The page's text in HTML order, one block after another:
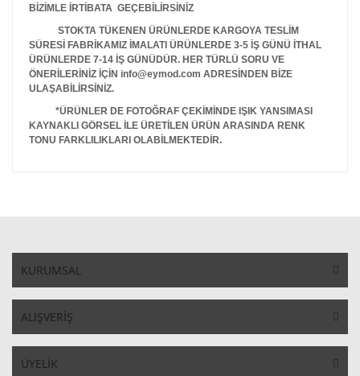
BİZİMLE İRTİBATA GEÇEBİLİRSİNİZ
STOKTA TÜKENEN ÜRÜNLERDE KARGOYA TESLİM
SÜRESİ FABRİKAMIZ İMALATI ÜRÜNLERDE 3-5 İŞ GÜNÜ İTHAL
ÜRÜNLERDE 7-14 İŞ GÜNÜDÜR. HER TÜRLÜ SORU VE
ÖNERİLERİNİZ İÇİN info@eymod.com ADRESİNDEN BİZE
ULAŞABİLİRSİNİZ.
*ÜRÜNLER DE FOTOĞRAF ÇEKİMİNDE IŞIK YANSIMASI
KAYNAKLI GÖRSEL İLE ÜRETİLEN ÜRÜN ARASINDA RENK
TONU FARKLILIKLARI OLABİLMEKTEDİR.
KURUMSAL
ALIŞVERİŞ
ÜYELİK